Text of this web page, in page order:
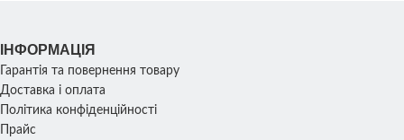
ІНФОРМАЦІЯ
Гарантія та повернення товару
Доставка і оплата
Політика конфіденційності
Прайс